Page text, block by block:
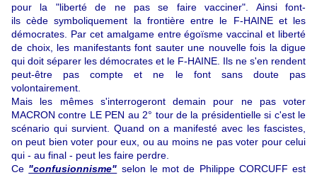
pour la "liberté de ne pas se faire vacciner". Ainsi font-
ils cède symboliquement la frontière entre le F-HAINE et les
démocrates. Par cet amalgame entre égoïsme vaccinal et liberté
de choix, les manifestants font sauter une nouvelle fois la digue
qui doit séparer les démocrates et le F-HAINE. Ils ne s'en rendent
peut-être pas compte et ne le font sans doute pas
volontairement.
Mais les mêmes s'interrogeront demain pour ne pas voter
MACRON contre LE PEN au 2° tour de la présidentielle si c'est le
scénario qui survient. Quand on a manifesté avec les fascistes,
on peut bien voter pour eux, ou au moins ne pas voter pour celui
qui - au final - peut les faire perdre.
Ce "confusionnisme" selon le mot de Philippe CORCUFF est